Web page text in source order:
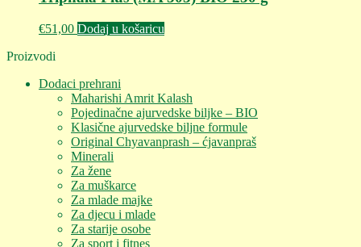
€51,00 Dodaj u košaricu
Proizvodi
Dodaci prehrani
Maharishi Amrit Kalash
Pojedinačne ajurvedske biljke – BIO
Klasične ajurvedske biljne formule
Original Chyavanprash – ćjavanpraš
Minerali
Za žene
Za muškarce
Za mlade majke
Za djecu i mlade
Za starije osobe
Za sport i fitnes